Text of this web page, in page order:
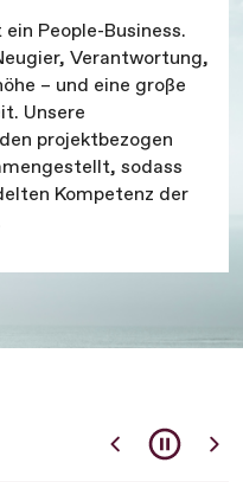
People-Business.
Verantwortung,
– und eine große
Unsere
projektbezogen
sodass
Kompetenz der